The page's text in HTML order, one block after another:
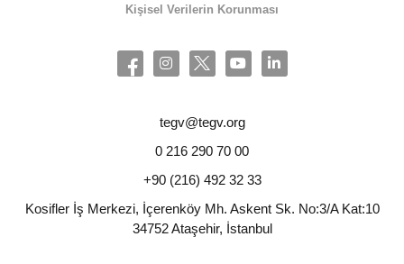
Kişisel Verilerin Korunması
tegv@tegv.org
0 216 290 70 00
+90 (216) 492 32 33
Kosifler İş Merkezi, İçerenköy Mh. Askent Sk. No:3/A Kat:10
34752 Ataşehir, İstanbul